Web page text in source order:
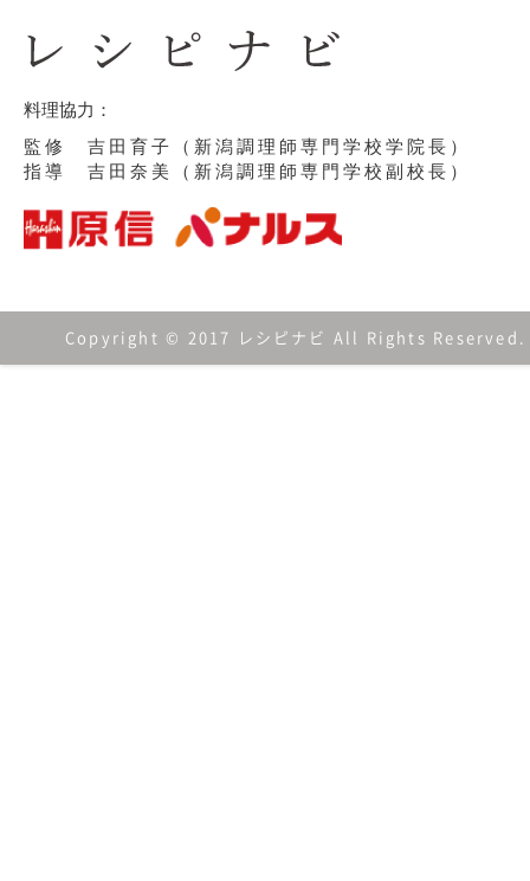
料理協力：
監修 吉田育子（新潟調理師専門学校学院長）
指導 吉田奈美（新潟調理師専門学校副校長）
Copyright © 2017 レシピナビ All Rights Reserved.